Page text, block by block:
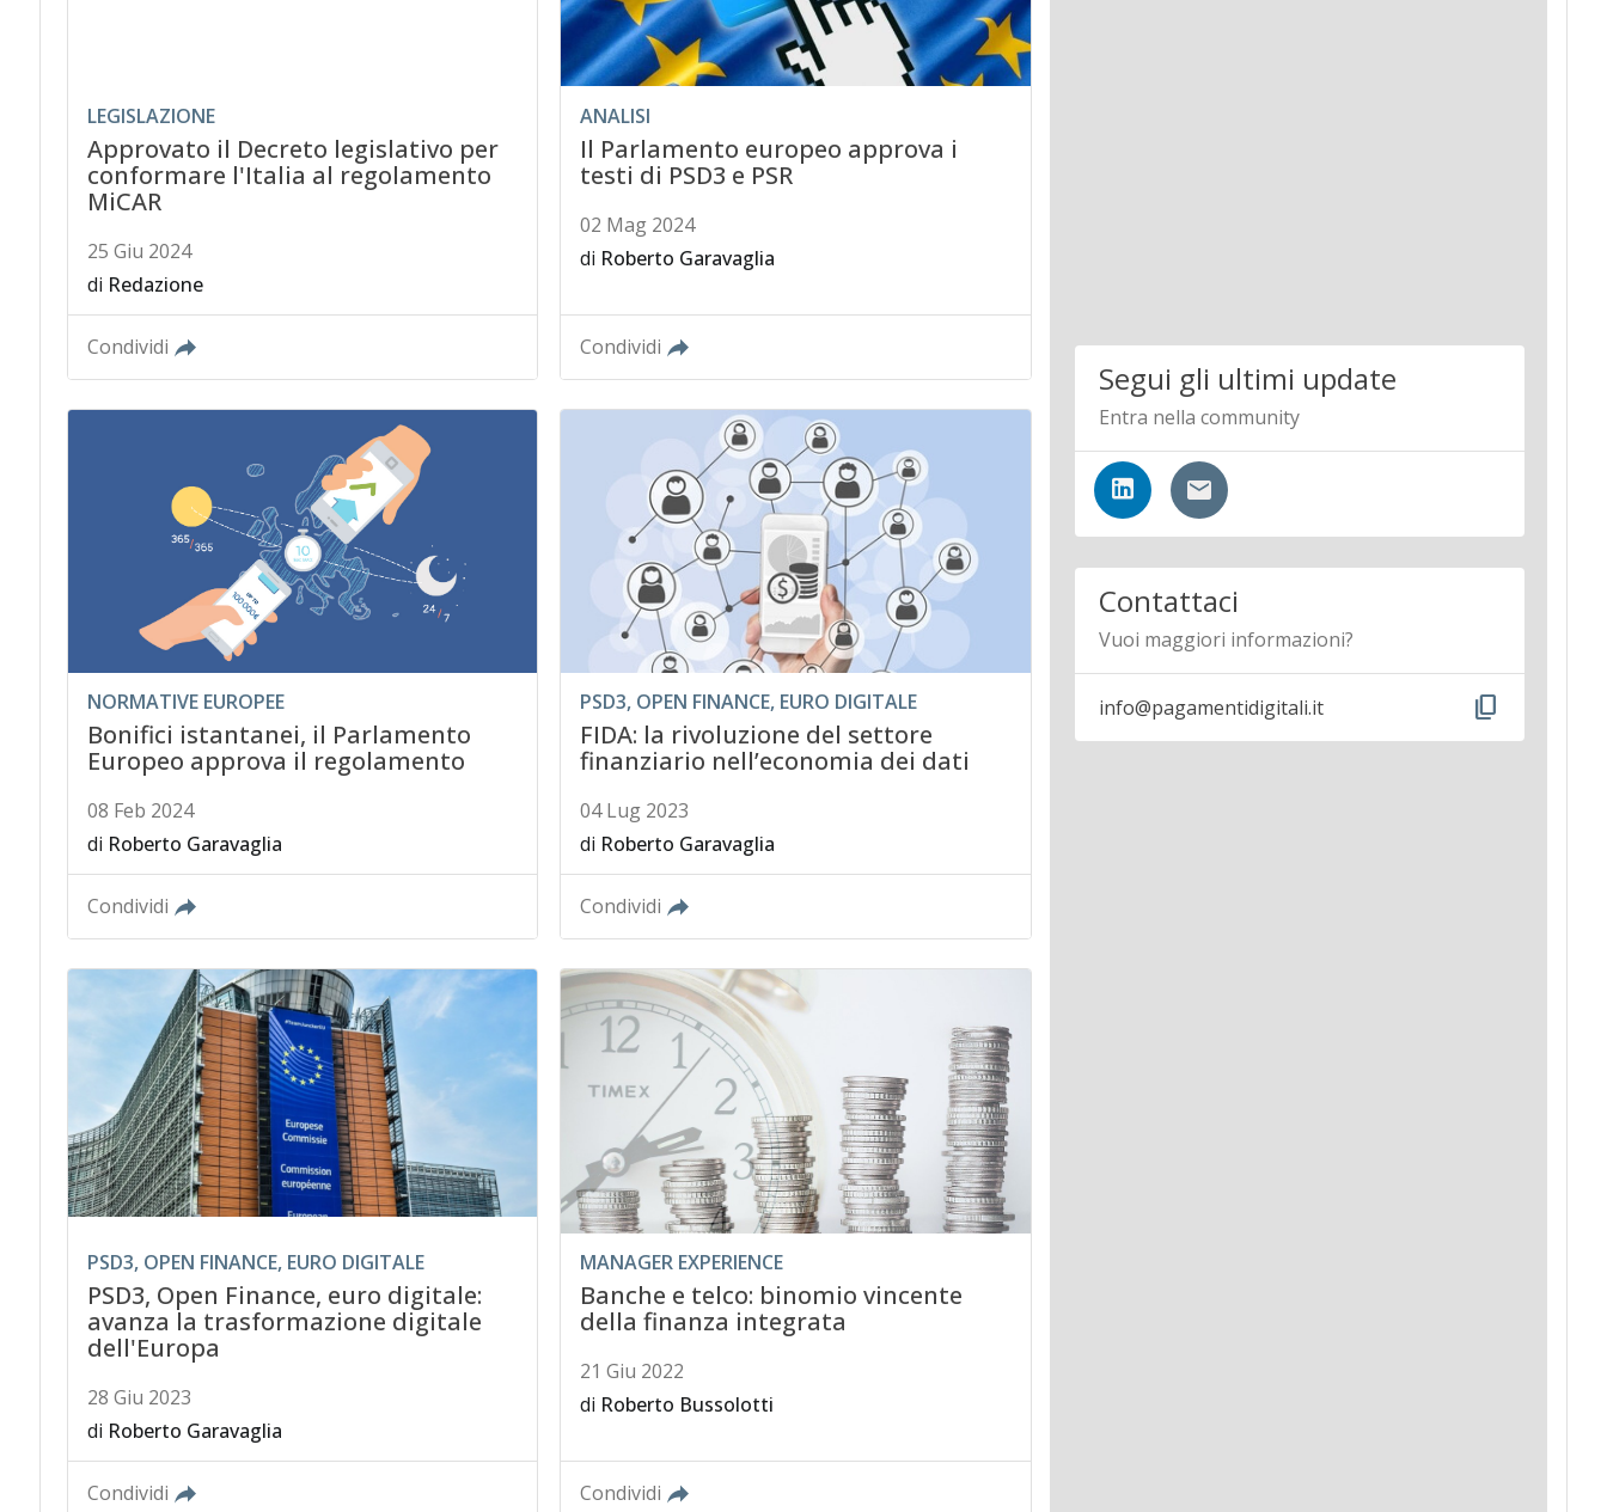
LEGISLAZIONE
Approvato il Decreto legislativo per
conformare l'Italia al regolamento
MiCAR
25 Giu 2024
di Redazione
Condividi
ANALISI
Il Parlamento europeo approva i
testi di PSD3 e PSR
02 Mag 2024
di Roberto Garavaglia
Condividi
NORMATIVE EUROPEE
Bonifici istantanei, il Parlamento
Europeo approva il regolamento
08 Feb 2024
di Roberto Garavaglia
Condividi
PSD3, OPEN FINANCE, EURO DIGITALE
FIDA: la rivoluzione del settore
finanziario nell’economia dei dati
04 Lug 2023
di Roberto Garavaglia
Condividi
PSD3, OPEN FINANCE, EURO DIGITALE
PSD3, Open Finance, euro digitale:
avanza la trasformazione digitale
dell'Europa
28 Giu 2023
di Roberto Garavaglia
Condividi
MANAGER EXPERIENCE
Banche e telco: binomio vincente
della finanza integrata
21 Giu 2022
di Roberto Bussolotti
Condividi
Segui gli ultimi update
Entra nella community
Contattaci
Vuoi maggiori informazioni?
info@pagamentidigitali.it content_copy